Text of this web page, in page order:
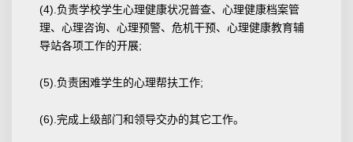
(4).负责学校学生心理健康状况普查、心理健康档案管
理、心理咨询、心理预警、危机干预、心理健康教育辅
导站各项工作的开展;
(5).负责困难学生的心理帮扶工作;
(6).完成上级部门和领导交办的其它工作。